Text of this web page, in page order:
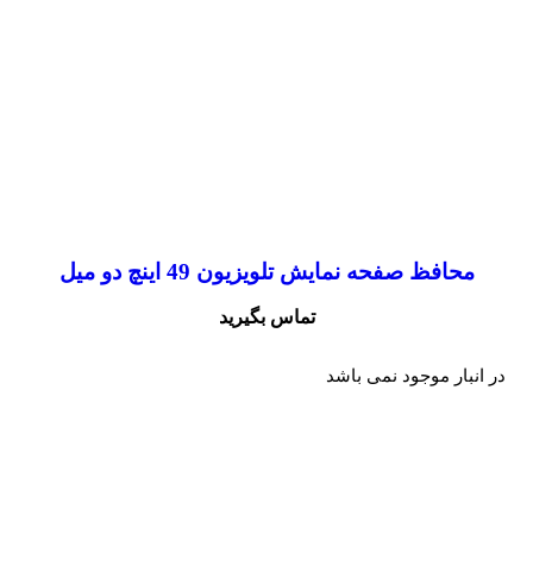
محافظ صفحه نمایش تلویزیون 49 اینچ دو میل
تماس بگیرید
در انبار موجود نمی باشد